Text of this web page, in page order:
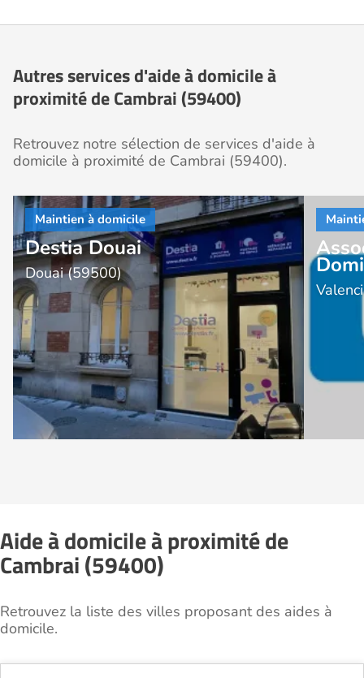
Autres services d'aide à domicile à
proximité de Cambrai (59400)
Retrouvez notre sélection de services d'aide à
domicile à proximité de Cambrai (59400).
Destia Douai
Douai (59500)
Aide à domicile à proximité de
Cambrai (59400)
Retrouvez la liste des villes proposant des aides à
domicile.